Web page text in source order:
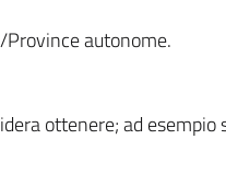
autonome.
ottenere; ad